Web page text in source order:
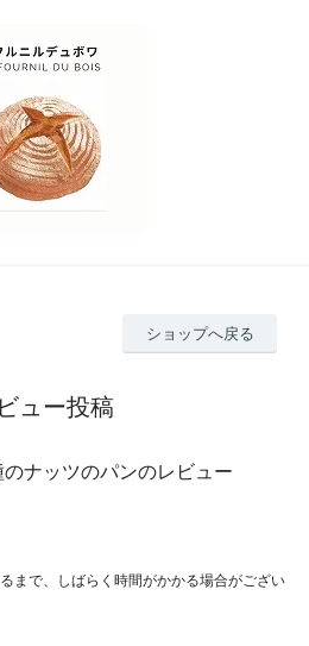
ショップへ戻る
ュー投稿
のナッツのパンのレビュー
まで、しばらく時間がかかる場合がござい